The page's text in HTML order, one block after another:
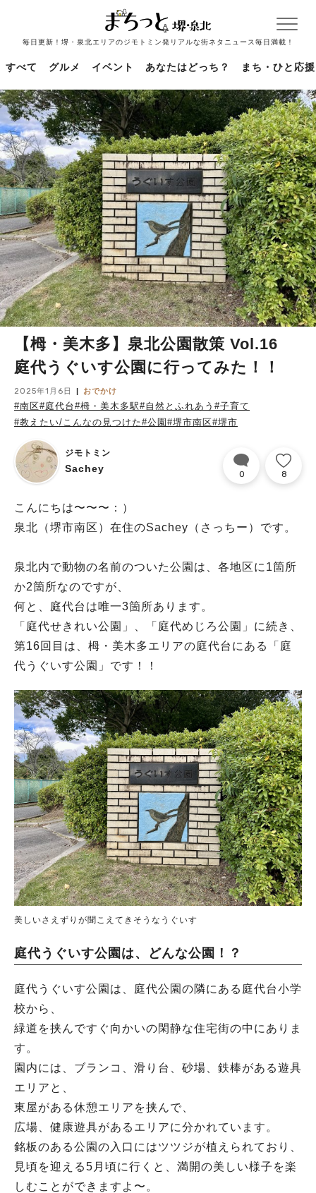
毎日更新！堺・泉北エリアのジモトミン発リアルな街ネタニュース毎日満載！
すべて グルメ イベント あなたはどっち？ まち・ひと応援
【栂・美木多】泉北公園散策 Vol.16
庭代うぐいす公園に行ってみた！！
2025年1月6日 おでかけ
#南区#庭代台#栂・美木多駅#自然とふれあう #子育て
#教えたい/こんなの見つけた#公園 #堺市南区#堺市
ジモトミン
Sachey 0 8
こんにちは〜〜〜：）
泉北（堺市南区）在住のSachey（さっちー）です。
泉北内で動物の名前のついた公園は、各地区に1箇所
か2箇所なのですが、
何と、庭代台は唯一3箇所あります。
「庭代せきれい公園」、「庭代めじろ公園」に続き、
第16回目は、栂・美木多エリアの庭代台にある「庭
代うぐいす公園」です！！
美しいさえずりが聞こえてきそうなうぐいす
庭代うぐいす公園は、どんな公園！？
庭代うぐいす公園は、庭代公園の隣にある庭代台小学
校から、
緑道を挟んですぐ向かいの閑静な住宅街の中にありま
す。
園内には、ブランコ、滑り台、砂場、鉄棒がある遊具
エリアと、
東屋がある休憩エリアを挟んで、
広場、健康遊具があるエリアに分かれています。
銘板のある公園の入口にはツツジが植えられており、
見頃を迎える5月頃に行くと、満開の美しい様子を楽
しむことができますよ〜。